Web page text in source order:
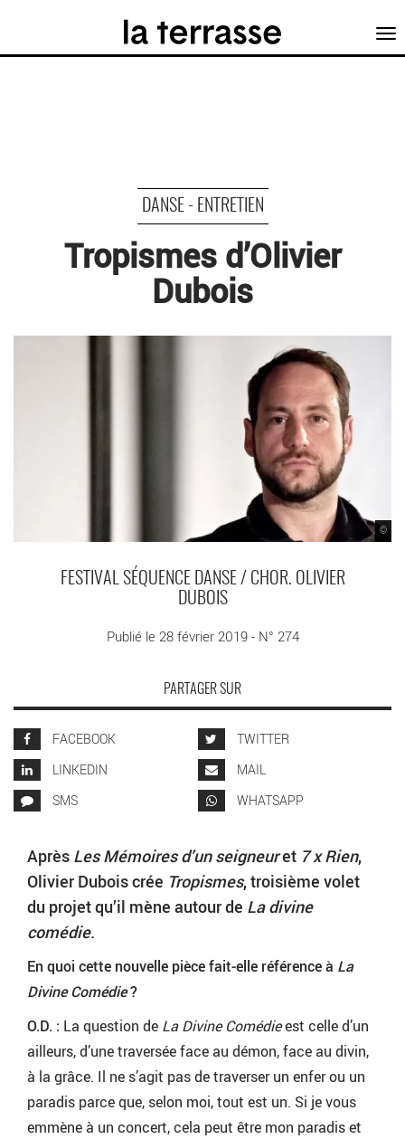
DANSE - ENTRETIEN
Tropismes d’Olivier
Dubois
©
FESTIVAL SÉQUENCE DANSE / CHOR. OLIVIER
DUBOIS
Publié le 28 février 2019 - N° 274
PARTAGER SUR
FACEBOOK
TWITTER
LINKEDIN
MAIL
SMS
WHATSAPP
Après Les Mémoires d’un seigneuret 7 x Rien,
Olivier Dubois crée Tropismes, troisième volet
du projet qu’il mène autour de La divine
comédie.
En quoi cette nouvelle pièce fait-elle référence à La
Divine Comédie?
O.D. : La question de La Divine Comédieest celle d’un
ailleurs, d’une traversée face au démon, face au divin,
à la grâce. Il ne s’agit pas de traverser un enfer ou un
paradis parce que, selon moi, tout est un. Si je vous
emmène à un concert, cela peut être mon paradis et